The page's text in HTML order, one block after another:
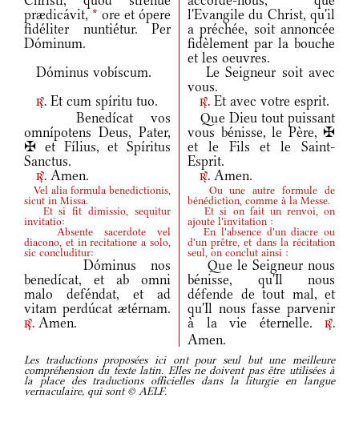
prædicávit, * ore et ópere
fidéliter nuntiétur. Per
Dóminum.
l'Evangile du Christ, qu'il
a préchée, soit annoncée
fidèlement par la bouche
et les oeuvres.
Dóminus vobíscum.
Le Seigneur soit avec
vous.
r. Et cum spíritu tuo. r. Et avec votre esprit.
Benedícat vos
omnípotens Deus, Pater,
✠ et Fílius, et Spíritus
Sanctus.
Que Dieu tout puissant
vous bénisse, le Père, ✠
et le Fils et le Saint-
Esprit.
r. Amen. r. Amen.
Vel alia formula benedictionis,
sicut in Missa.
Ou une autre formule de
bénédiction, comme à la Messe.
Et si fit dimissio, sequitur
invitatio:
Et si on fait un renvoi, on
ajoute l'invitation :
Absente sacerdote vel
diacono, et in recitatione a solo,
sic concluditur:
En l'absence d'un diacre ou
d'un prêtre, et dans la récitation
seul, on conclut ainsi :
Dóminus nos
benedícat, et ab omni
malo deféndat, et ad
vitam perdúcat ætérnam.
r. Amen.
Que le Seigneur nous
bénisse, qu'Il nous
défende de tout mal, et
qu'Il nous fasse parvenir
à la vie éternelle.
r.
Amen.
Les traductions proposées ici ont pour seul but une meilleure
compréhension du texte latin. Elles ne doivent pas être utilisées à
la place des traductions officielles dans la liturgie en langue
vernaculaire, qui sont © AELF.